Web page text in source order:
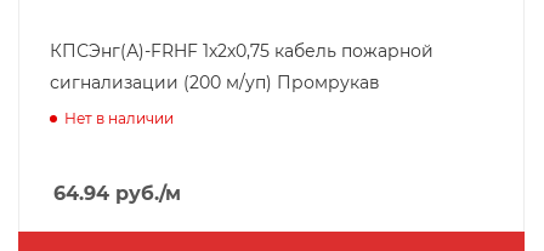
КПСЭнг(А)-FRHF 1х2х0,75 кабель пожарной
сигнализации (200 м/уп) Промрукав
Нет в наличии
64.94 руб./м